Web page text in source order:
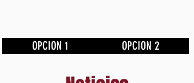
OPCION 1 OPCION 2